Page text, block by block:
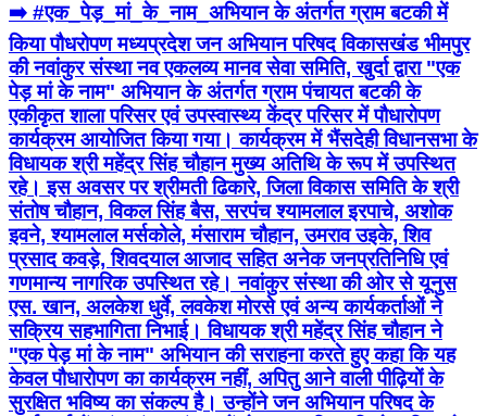
➡️ #एक_पेड़_मां_के_नाम_अभियान के अंतर्गत ग्राम बटकी में
किया पौधरोपण मध्यप्रदेश जन अभियान परिषद विकासखंड भीमपुर
की नवांकुर संस्था नव एकलव्य मानव सेवा समिति, खुर्दा द्वारा "एक
पेड़ मां के नाम" अभियान के अंतर्गत ग्राम पंचायत बटकी के
एकीकृत शाला परिसर एवं उपस्वास्थ्य केंद्र परिसर में पौधारोपण
कार्यक्रम आयोजित किया गया। कार्यक्रम में भैंसदेही विधानसभा के
विधायक श्री महेंद्र सिंह चौहान मुख्य अतिथि के रूप में उपस्थित
रहे। इस अवसर पर श्रीमती ढिकारे, जिला विकास समिति के श्री
संतोष चौहान, विकल सिंह बैस, सरपंच श्यामलाल इरपाचे, अशोक
इवने, श्यामलाल मर्सकोले, मंसाराम चौहान, उमराव उइके, शिव
प्रसाद कवड़े, शिवदयाल आजाद सहित अनेक जनप्रतिनिधि एवं
गणमान्य नागरिक उपस्थित रहे। नवांकुर संस्था की ओर से यूनुस
एस. खान, अलकेश धुर्वे, लवकेश मोरसे एवं अन्य कार्यकर्ताओं ने
सक्रिय सहभागिता निभाई। विधायक श्री महेंद्र सिंह चौहान ने
"एक पेड़ मां के नाम" अभियान की सराहना करते हुए कहा कि यह
केवल पौधारोपण का कार्यक्रम नहीं, अपितु आने वाली पीढ़ियों के
सुरक्षित भविष्य का संकल्प है। उन्होंने जन अभियान परिषद के